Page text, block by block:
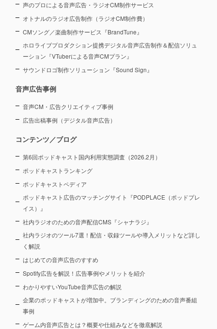
声のプロによる音声広告・ラジオCM制作サービス
オトナルのラジオ広告制作（ラジオCM制作費）
CMソング／楽曲制作サービス『BrandTune』
ホロライブプロダクション提携デジタル音声広告制作＆配信ソリュ
ーション 『VTuberによる音声CMプラン』
サウンドロゴ制作ソリューション『Sound Sign』
音声広告事例
音声CM・広告クリエイティブ事例
広告出稿事例（デジタル音声広告）
コンテンツ／ブログ
第6回ポッドキャスト国内利用実態調査（2026.2月）
ポッドキャストランキング
ポッドキャストペディア
ポッドキャスト広告のマッチングサイト『PODPLACE（ポッドプレ
イス）』
社内ラジオのための音声配信CMS『シャナラジ』
社内ラジオのツール7選！配信・収録ツールや導入メリットなど詳し
く解説
はじめての音声広告のすすめ
Spotify広告を解説！広告事例やメリットを紹介
わかりやすいYouTube音声広告の解説
企業のポッドキャストが増加中。ブランディングのための音声番組
事例
ゲーム内音声広告とは？概要や仕組みなどを徹底解説